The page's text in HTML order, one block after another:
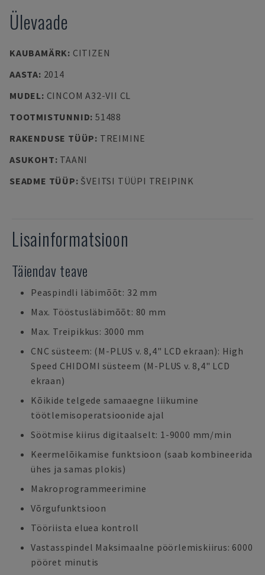
Ülevaade
KAUBAMÄRK: CITIZEN
AASTA: 2014
MUDEL: CINCOM A32-VII CL
TOOTMISTUNNID: 51488
RAKENDUSE TÜÜP: TREIMINE
ASUKOHT: TAANI
SEADME TÜÜP: ŠVEITSI TÜÜPI TREIPINK
Lisainformatsioon
Täiendav teave
Peaspindli läbimõõt: 32 mm
Max. Tööstusläbimõõt: 80 mm
Max. Treipikkus: 3000 mm
CNC süsteem: (M-PLUS v. 8,4" LCD ekraan): High
Speed CHIDOMI süsteem (M-PLUS v. 8,4" LCD
ekraan)
Kõikide telgede samaaegne liikumine
töötlemisoperatsioonide ajal
Söötmise kiirus digitaalselt: 1-9000 mm/min
Keermelõikamise funktsioon (saab kombineerida
ühes ja samas plokis)
Makroprogrammeerimine
Võrgufunktsioon
Tööriista eluea kontroll
Vastasspindel Maksimaalne pöörlemiskiirus: 6000
pööret minutis